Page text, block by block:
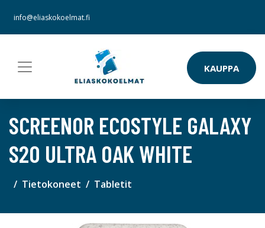
info@eliaskokoelmat.fi
KAUPPA
SCREENOR ECOSTYLE GALAXY
S20 ULTRA OAK WHITE
Tietokoneet Tabletit